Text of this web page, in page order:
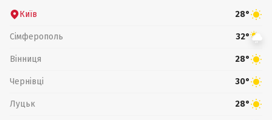
Київ 28°
Сімферополь 32°
Вінниця 28°
Чернівці 30°
Луцьк 28°